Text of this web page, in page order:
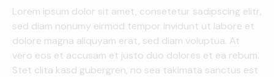
Lorem ipsum dolor sit amet, consetetur sadipscing elitr,
sed diam nonumy eirmod tempor invidunt ut labore et
dolore magna aliquyam erat, sed diam voluptua. At
vero eos et accusam et justo duo dolores et ea rebum.
Stet clita kasd gubergren, no sea takimata sanctus est